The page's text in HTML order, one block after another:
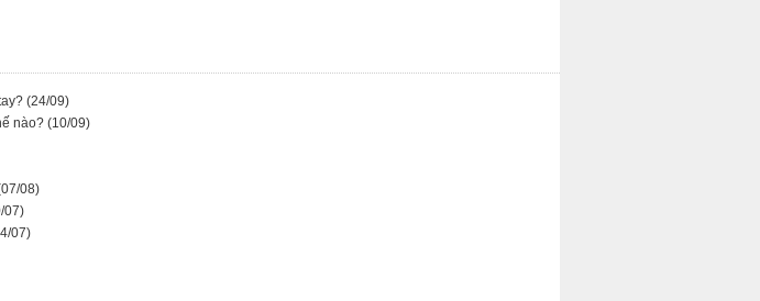
(24/09)
nào? (10/09)
08)
07)
07)